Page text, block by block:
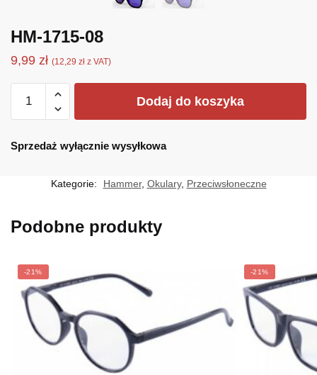
HM-1715-08
9,99 zł (12,29 zł z VAT)
HM-
08
Dodaj do koszyka
Sprzedaż wyłącznie wysyłkowa
Kategorie: Hammer, Okulary, Przeciwsłoneczne
Podobne produkty
-21% -21%